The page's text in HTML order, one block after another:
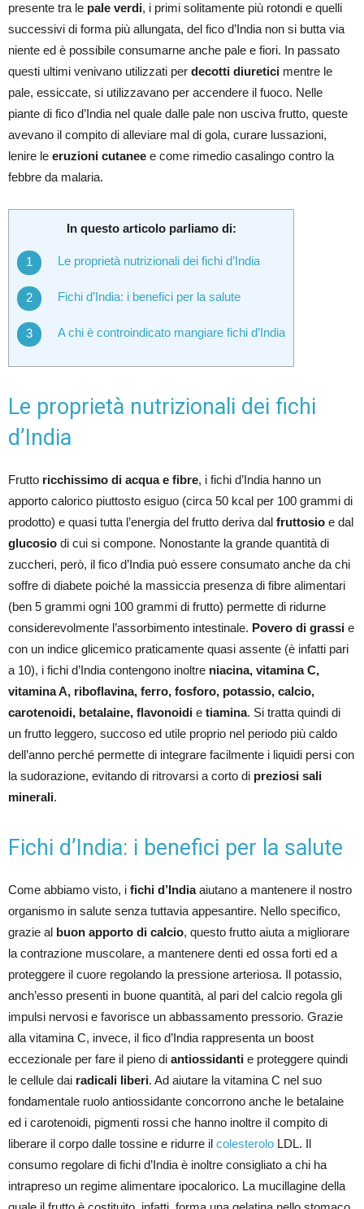
presente tra le pale verdi, i primi solitamente più rotondi e quelli
successivi di forma più allungata, del fico d’India non si butta via
niente ed è possibile consumarne anche pale e fiori. In passato
questi ultimi venivano utilizzati per decotti diuretici mentre le
pale, essiccate, si utilizzavano per accendere il fuoco. Nelle
piante di fico d’India nel quale dalle pale non usciva frutto, queste
avevano il compito di alleviare mal di gola, curare lussazioni,
lenire le eruzioni cutanee e come rimedio casalingo contro la
febbre da malaria.
In questo articolo parliamo di:
Le proprietà nutrizionali dei fichi d’India
Fichi d’India: i benefici per la salute
A chi è controindicato mangiare fichi d’India
Le proprietà nutrizionali dei fichi
d’India
Frutto ricchissimo di acqua e fibre, i fichi d’India hanno un
apporto calorico piuttosto esiguo (circa 50 kcal per 100 grammi di
prodotto) e quasi tutta l’energia del frutto deriva dal fruttosio e dal
glucosio di cui si compone. Nonostante la grande quantità di
zuccheri, però, il fico d’India può essere consumato anche da chi
soffre di diabete poiché la massiccia presenza di fibre alimentari
(ben 5 grammi ogni 100 grammi di frutto) permette di ridurne
considerevolmente l’assorbimento intestinale. Povero di grassi e
con un indice glicemico praticamente quasi assente (è infatti pari
a 10), i fichi d’India contengono inoltre niacina, vitamina C,
vitamina A, riboflavina, ferro, fosforo, potassio, calcio,
carotenoidi, betalaine, flavonoidi e tiamina. Si tratta quindi di
un frutto leggero, succoso ed utile proprio nel periodo più caldo
dell’anno perché permette di integrare facilmente i liquidi persi con
la sudorazione, evitando di ritrovarsi a corto di preziosi sali
minerali.
Fichi d’India: i benefici per la salute
Come abbiamo visto, i fichi d’Indiaaiutano a mantenere il nostro
organismo in salute senza tuttavia appesantire. Nello specifico,
grazie al buon apporto di calcio, questo frutto aiuta a migliorare
la contrazione muscolare, a mantenere denti ed ossa forti ed a
proteggere il cuore regolando la pressione arteriosa. Il potassio,
anch’esso presenti in buone quantità, al pari del calcio regola gli
impulsi nervosi e favorisce un abbassamento pressorio. Grazie
alla vitamina C, invece, il fico d’India rappresenta un boost
eccezionale per fare il pieno di antiossidanti e proteggere quindi
le cellule dai radicali liberi. Ad aiutare la vitamina C nel suo
fondamentale ruolo antiossidante concorrono anche le betalaine
ed i carotenoidi, pigmenti rossi che hanno inoltre il compito di
liberare il corpo dalle tossine e ridurre il colesterolo LDL. Il
consumo regolare di fichi d’India è inoltre consigliato a chi ha
intrapreso un regime alimentare ipocalorico. La mucillagine della